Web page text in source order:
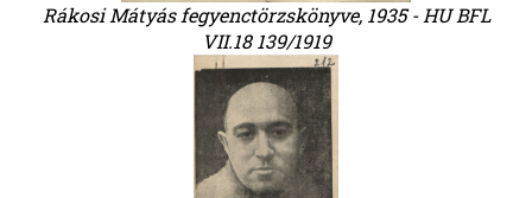
Rákosi Mátyás fegyenctörzskönyve, 1935 - HU BFL
VII.18 139/1919